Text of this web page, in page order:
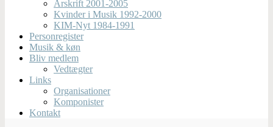
Årskrift 2001-2005
Kvinder i Musik 1992-2000
KIM-Nyt 1984-1991
Personregister
Musik & køn
Bliv medlem
Vedtægter
Links
Organisationer
Komponister
Kontakt